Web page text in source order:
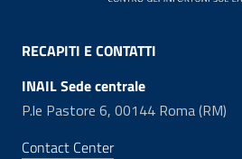
RECAPITI E CONTATTI
INAIL Sede centrale
P.le Pastore 6, 00144 Roma (RM)
Contact Center